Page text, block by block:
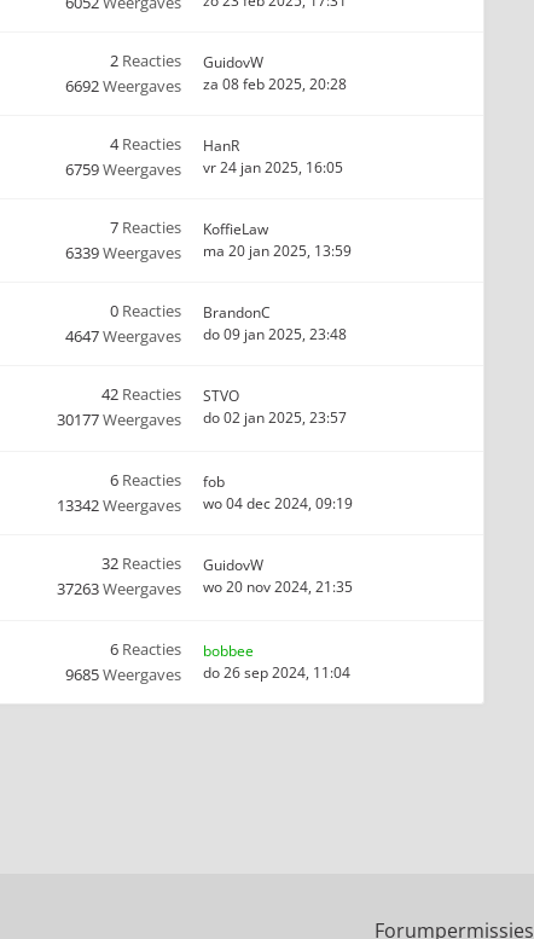
2 Reacties
6692Weergaves
GuidovW
za 08 feb 2025, 20:28
4Reacties
6759Weergaves
HanR
vr 24 jan 2025, 16:05
7 Reacties
6339Weergaves
KoffieLaw
ma 20 jan 2025, 13:59
0 Reacties
4647Weergaves
BrandonC
do 09 jan 2025, 23:48
42 Reacties
30177Weergaves
STVO
do 02 jan 2025, 23:57
6 Reacties
13342Weergaves
fob
wo 04 dec 2024, 09:19
32 Reacties
37263Weergaves
GuidovW
wo 20 nov 2024, 21:35
6 Reacties
9685Weergaves
bobbee
do 26 sep 2024, 11:04
Forumpermissies